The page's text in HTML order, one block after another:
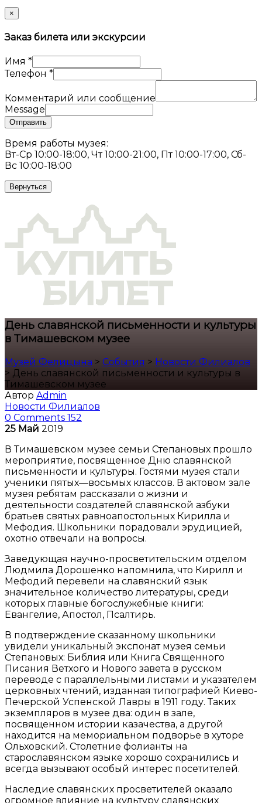
×
Заказ билета или экскурсии
Имя *
Телефон *
Комментарий или сообщение
Message
Отправить
Время работы музея:
Вт-Ср 10:00-18:00, Чт 10:00-21:00, Пт 10:00-17:00, Сб-
Вс 10:00-18:00
Вернуться
День славянской письменности и культуры
в Тимашевском музее
Музей Фелицына > События > Новости Филиалов
> День славянской письменности и культуры в
Тимашевском музее
Автор Admin
Новости Филиалов
0 Comments 152
25 Май 2019
В Тимашевском музее семьи Степановых прошло
мероприятие, посвященное Дню славянской
письменности и культуры. Гостями музея стали
ученики пятых—восьмых классов. В актовом зале
музея ребятам рассказали о жизни и
деятельности создателей славянской азбуки
братьев святых равноапостольных Кирилла и
Мефодия. Школьники порадовали эрудицией,
охотно отвечали на вопросы.
Заведующая научно-просветительским отделом
Людмила Дорошенко напомнила, что Кирилл и
Мефодий перевели на славянский язык
значительное количество литературы, среди
которых главные богослужебные книги:
Евангелие, Апостол, Псалтирь.
В подтверждение сказанному школьники
увидели уникальный экспонат музея семьи
Степановых: Библия или Книга Священного
Писания Ветхого и Нового завета в русском
переводе с параллельными листами и указателем
церковных чтений, изданная типографией Киево-
Печерской Успенской Лавры в 1911 году. Таких
экземпляров в музее два: один в зале,
посвященном истории казачества, а другой
находится на мемориальном подворье в хуторе
Ольховский. Столетние фолианты на
старославянском языке хорошо сохранились и
всегда вызывают особый интерес посетителей.
Наследие славянских просветителей оказало
огромное влияние на культуру славянских